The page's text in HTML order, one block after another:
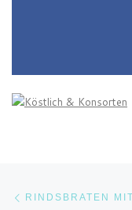
RINDSBRATEN